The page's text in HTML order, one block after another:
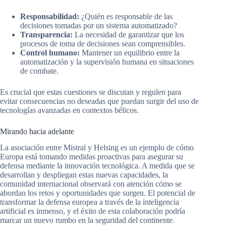
Responsabilidad: ¿Quién es responsable de las
decisiones tomadas por un sistema automatizado?
Transparencia: La necesidad de garantizar que los
procesos de toma de decisiones sean comprensibles.
Control humano: Mantener un equilibrio entre la
automatización y la supervisión humana en situaciones
de combate.
Es crucial que estas cuestiones se discutan y regulen para
evitar consecuencias no deseadas que puedan surgir del uso de
tecnologías avanzadas en contextos bélicos.
Mirando hacia adelante
La asociación entre Mistral y Helsing es un ejemplo de cómo
Europa está tomando medidas proactivas para asegurar su
defensa mediante la innovación tecnológica. A medida que se
desarrollan y despliegan estas nuevas capacidades, la
comunidad internacional observará con atención cómo se
abordan los retos y oportunidades que surgen. El potencial de
transformar la defensa europea a través de la inteligencia
artificial es inmenso, y el éxito de esta colaboración podría
marcar un nuevo rumbo en la seguridad del continente.